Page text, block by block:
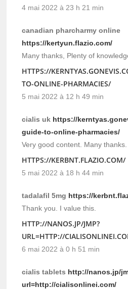
4 mai 2022 à 23 h 21 min
canadian pharcharmy online
https://kertyun.flazio.com/
Many thanks, Plenty of
HTTPS://
TO-ONLINE-PHARMACIES/
5 mai 2022 à 12 h 49 min
cialis uk https://
guide-to-online-pharmacies/
Very good content. Many thanks.
HTTPS://KERBNT.FLAZIO.COM/
5 mai 2022 à 18 h 44 min
tadalafil 5mg https://
Thank you. I value this.
HTTP://NANOS.JP/JMP?
URL=HTTP://
6 mai 2022 à 0 h 51 min
cialis tablets http://nanos.jp/
url=http://cialisonlinei.com/